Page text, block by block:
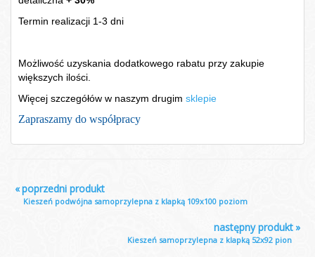
Termin realizacji 1-3 dni
Możliwość uzyskania dodatkowego rabatu przy zakupie
większych ilości.
Więcej szczegółów w naszym drugim sklepie
Zapraszamy do współpracy
«poprzedni produkt
Kieszeń podwójna samoprzylepna z klapką 109x100 poziom
»
następny produkt
Kieszeń samoprzylepna z klapką 52x92 pion